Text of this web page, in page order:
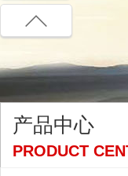
产品中心
PRODUCT